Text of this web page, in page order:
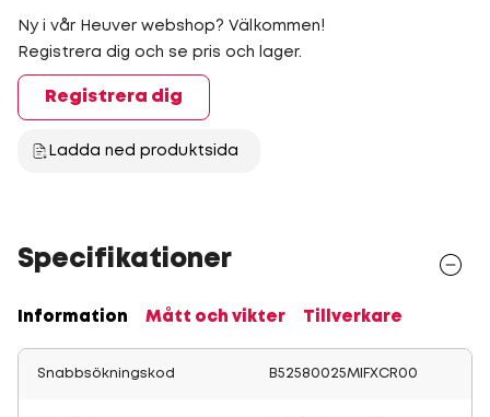
Ny i vår Heuver webshop? Välkommen!
Registrera dig och se pris och lager.
Registrera dig
Ladda ned produktsida
Specifikationer
Information Mått och vikter Tillverkare
Snabbsökningskod B52580025MIFXCR00